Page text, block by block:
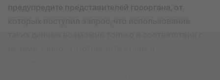
предупредите представителей госоргана, от